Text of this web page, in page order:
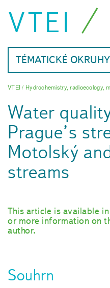
VTEI
TÉMATICKÉ OKRUHY
VTEI/ Hydrochemistry, radioecology,
Water
Prague’s
Motolský
streams
This article is available
or more information on
author.
Souhrn